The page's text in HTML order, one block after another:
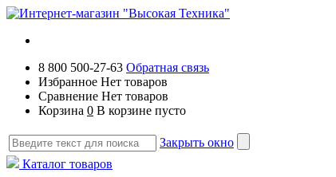
8 800 500-27-63 Обратная связь
Избранное Нет товаров
Сравнение Нет товаров
Корзина 0 В корзине пусто
Закрыть окно
Каталог товаров